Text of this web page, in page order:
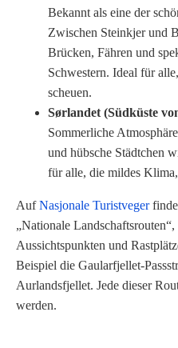
Bekannt als eine der
Zwischen Steinkjer und
Brücken, Fähren und
Schwestern. Ideal für
scheuen.
Sørlandet (Südküste
Sommerliche
und hübsche Städtchen
für alle, die mildes
AufNasjonale Turistveger
„Nationale
Aussichtspunkten und
Beispiel die Gaularfjellet-
Aurlandsfjellet. Jede dieser
werden.